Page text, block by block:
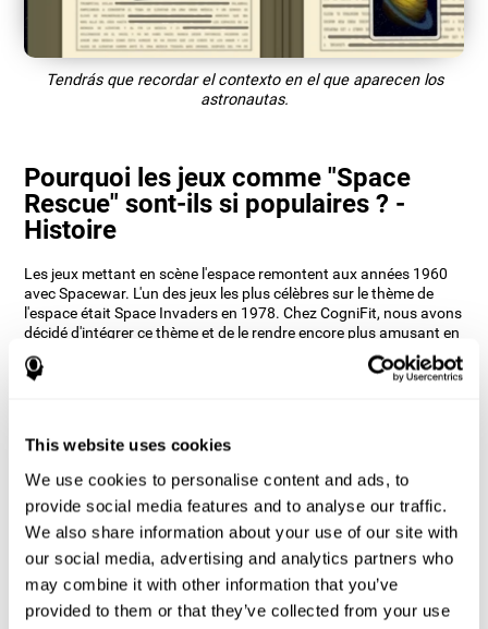
This website uses cookies
We use cookies to personalise content and ads, to
provide social media features and to analyse our traffic.
We also share information about your use of our site with
our social media, advertising and analytics partners who
may combine it with other information that you’ve
provided to them or that they’ve collected from your use
Tendrás que recordar el contexto en el que aparecen los
astronautas.
Pourquoi les jeux comme "Space
Rescue" sont-ils si populaires ? -
Histoire
Les jeux mettant en scène l'espace remontent aux années 1960
avec Spacewar. L'un des jeux les plus célèbres sur le thème de
l'espace était Space Invaders en 1978. Chez CogniFit, nous avons
décidé d'intégrer ce thème et de le rendre encore plus amusant en
y ajoutant la mémoire contextuelle. Les neuropsychologues de
CogniFit ont fait des recherches approfondies sur tous les jeux et
Comment le jeu d'esprit "Space
Rescue" améliore-t-il mes capacités
cognitives ?
L'utilisation de jeux comme Space Rescue de CogniFit stimule un
modèle d'activation neuronale spécifique. Une stimulation
constante de nos compétences cognitives peut contribuer à la
création de nouvelles synapses, et aider les circuits neuronaux à
se réorganiser et à améliorer les fonctions cognitives. Le jeu